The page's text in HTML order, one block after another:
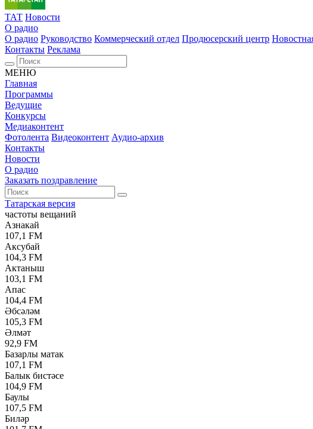
ТАТ Новости
О радио
О радио Руководство Коммерческий отдел Продюсерский центр
Контакты Реклама
МЕНЮ
Главная
Программы
Ведущие
Конкурсы
Медиаконтент
Фотолента Видеоконтент Аудио-архив
Контакты
Новости
О радио
Заказать поздравление
Татарская версия
частоты вещаний
Азнакай
107,1 FM
Аксубай
104,3 FM
Актаныш
103,1 FM
Апас
104,4 FM
Әбсәләм
105,3 FM
Әлмәт
92,9 FM
Базарлы матак
107,1 FM
Балык бистәсе
104,9 FM
Баулы
107,5 FM
Биләр